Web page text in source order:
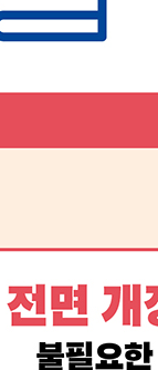
저가 업체 선정하기
와 구조적 참조로 데
마 바꾸기 ★우선순
차트 만들기
한눈에 살펴보기